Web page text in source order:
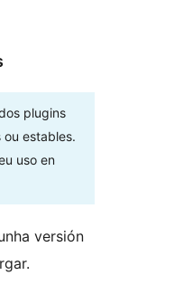
plugins
ou estables.
uso en
versión